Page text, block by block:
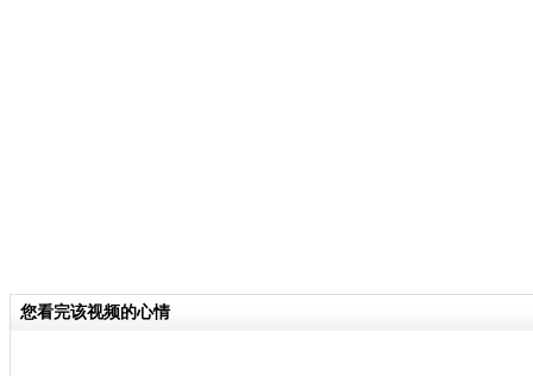
您看完该视频的心情